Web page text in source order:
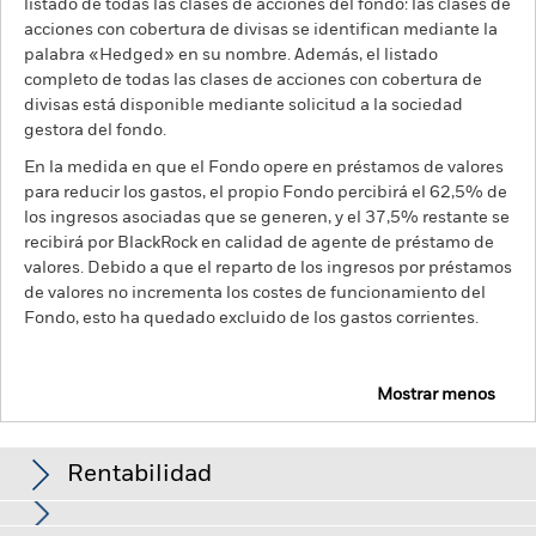
listado de todas las clases de acciones del fondo: las clases de
acciones con cobertura de divisas se identifican mediante la
palabra «Hedged» en su nombre. Además, el listado
completo de todas las clases de acciones con cobertura de
divisas está disponible mediante solicitud a la sociedad
gestora del fondo.
En la medida en que el Fondo opere en préstamos de valores
para reducir los gastos, el propio Fondo percibirá el 62,5% de
los ingresos asociadas que se generen, y el 37,5% restante se
recibirá por BlackRock en calidad de agente de préstamo de
valores. Debido a que el reparto de los ingresos por préstamos
de valores no incrementa los costes de funcionamiento del
Fondo, esto ha quedado excluido de los gastos corrientes.
Mostrar menos
Rentabilidad